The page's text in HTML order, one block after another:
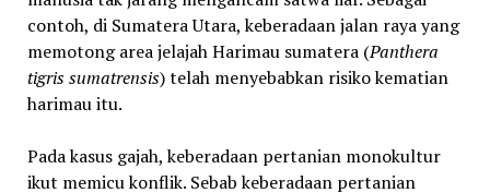
contoh, di Sumatera Utara, keberadaan jalan raya yang
memotong area jelajah Harimau sumatera (Panthera
tigris sumatrensis) telah menyebabkan risiko kematian
harimau itu.
Pada kasus gajah, keberadaan pertanian monokultur
ikut memicu konflik. Sebab keberadaan pertanian